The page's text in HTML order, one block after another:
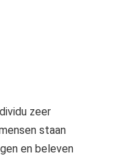
zeer
staan
en beleven